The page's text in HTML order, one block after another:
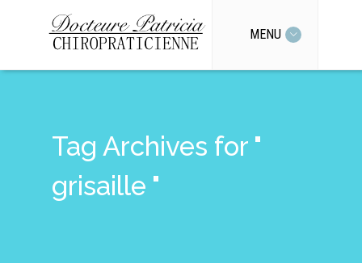
MENU
Tag Archives for "
grisaille "